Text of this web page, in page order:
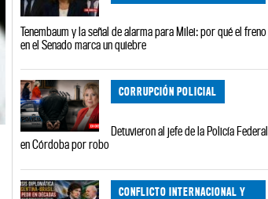
Tenembaum y la señal de alarma para Milei: por qué el freno
en el Senado marca un quiebre
CORRUPCIÓN POLICIAL
Detuvieron al jefe de la Policía Federal
en Córdoba por robo
CONFLICTO INTERNACIONAL Y